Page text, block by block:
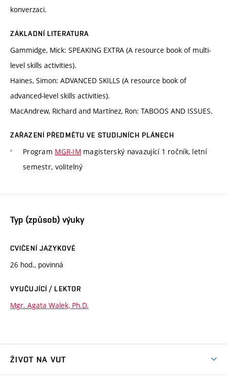
konverzaci.
ZÁKLADNÍ LITERATURA
Gammidge, Mick: SPEAKING EXTRA (A resource book of multi-
level skills activities).
Haines, Simon: ADVANCED SKILLS (A resource book of
advanced-level skills activities).
MacAndrew, Richard and Martínez, Ron: TABOOS AND ISSUES.
ZAŘAZENÍ PŘEDMĚTU VE STUDIJNÍCH PLÁNECH
Program MGR-IM magisterský navazující 1 ročník, letní
semestr, volitelný
Typ (způsob) výuky
CVIČENÍ JAZYKOVÉ
26 hod., povinná
VYUČUJÍCÍ / LEKTOR
Mgr. Agata Walek, Ph.D.
ŽIVOT NA VUT